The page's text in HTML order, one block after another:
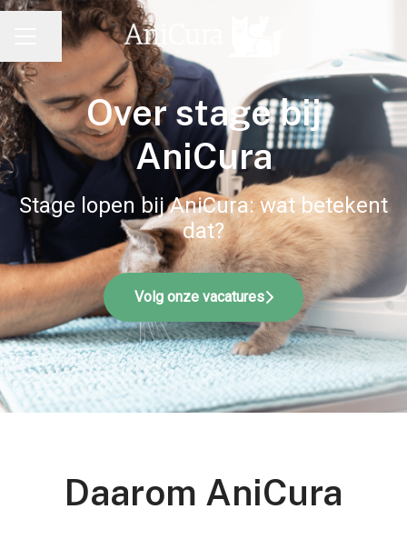
CARRIÈREMENU
Pagina delen
Over stage bij
AniCura
Stage lopen bij AniCura: wat betekent
dat?
Volg onze vacatures
Daarom AniCura